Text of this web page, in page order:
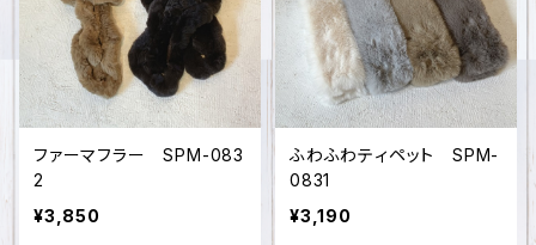
ファーマフラー SPM-083
2
¥3,850
ふわふわティペット SPM-
0831
¥3,190